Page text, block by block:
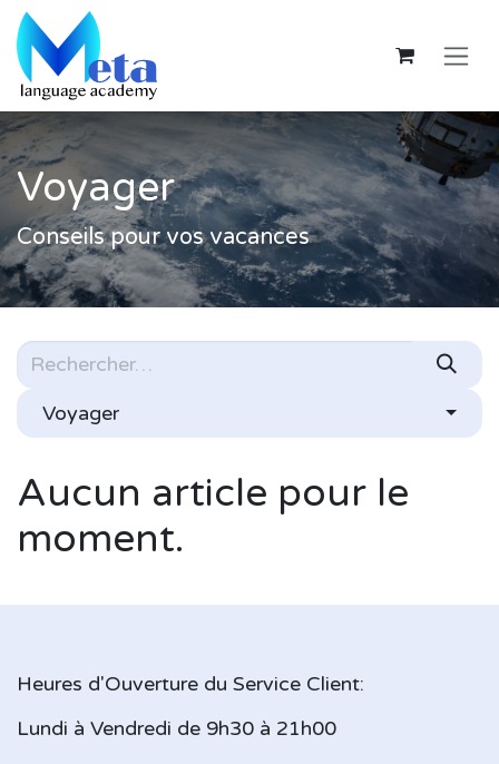
Se rendre au contenu
Voyager
Conseils pour vos vacances
Voyager
Aucun article pour le
moment.
Heures d'Ouverture du Service Client:
Lundi à Vendredi de 9h30 à 21h00